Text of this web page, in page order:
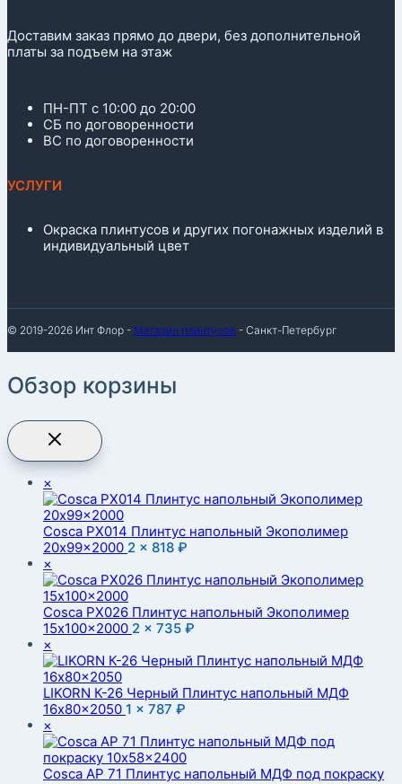
Доставим заказ прямо до двери, без дополнительной
платы за подъем на этаж
ПН-ПТ с 10:00 до 20:00
СБ по договоренности
ВС по договоренности
УСЛУГИ
Окраска плинтусов и других погонажных изделий в
индивидуальный цвет
© 2019-2026 Инт Флор - Магазин плинтусов - Санкт-Петербург
Обзор корзины
×
Cosca PX014 Плинтус напольный Экополимер
20x99x2000 2 × 818 ₽
×
Cosca PX026 Плинтус напольный Экополимер
15x100x2000 2 × 735 ₽
×
LIKORN К-26 Черный Плинтус напольный МДФ
16x80x2050 1 × 787 ₽
×
Cosca AP 71 Плинтус напольный МДФ под покраску